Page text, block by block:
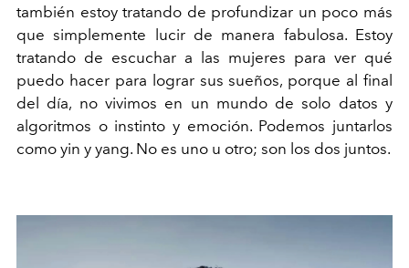
también estoy tratando de profundizar un poco más
que simplemente lucir de manera fabulosa. Estoy
tratando de escuchar a las mujeres para ver qué
puedo hacer para lograr sus sueños, porque al final
del día, no vivimos en un mundo de solo datos y
algoritmos o instinto y emoción. Podemos juntarlos
como yin y yang. No es uno u otro; son los dos juntos.